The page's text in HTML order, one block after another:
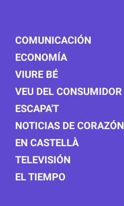
COMUNICACIÓN
ECONOMÍA
VIURE BÉ
VEU DEL CONSUMIDOR
ESCAPA'T
NOTICIAS DE CORAZÓN
EN CASTELLÀ
TELEVISIÓN
EL TIEMPO